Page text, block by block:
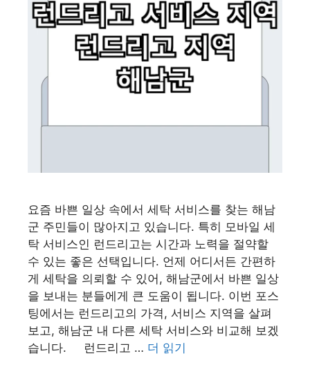
요즘 바쁜 일상 속에서 세탁 서비스를 찾는 해남
군 주민들이 많아지고 있습니다. 특히 모바일 세
탁 서비스인 런드리고는 시간과 노력을 절약할
수 있는 좋은 선택입니다. 언제 어디서든 간편하
게 세탁을 의뢰할 수 있어, 해남군에서 바쁜 일상
을 보내는 분들에게 큰 도움이 됩니다. 이번 포스
팅에서는 런드리고의 가격, 서비스 지역을 살펴
보고, 해남군 내 다른 세탁 서비스와 비교해 보겠
습니다. 런드리고 … 더 읽기